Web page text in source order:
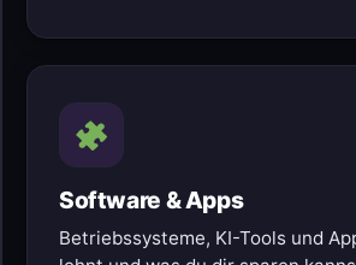
Software & Apps
Betriebssysteme, KI-Tools und